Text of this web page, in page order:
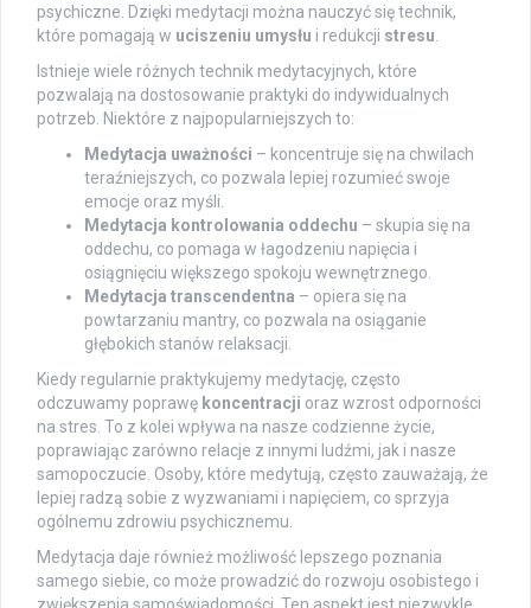
psychiczne. Dzięki medytacji można nauczyć się technik,
które pomagają w uciszeniu umysłu i redukcji stresu
Istnieje wiele różnych technik medytacyjnych, które
pozwalają na dostosowanie praktyki do indywidualnych
potrzeb. Niektóre z najpopularniejszych to:
Medytacja uważności – koncentruje się na chwilach
teraźniejszych, co pozwala lepiej rozumieć swoje
emocje oraz myśli.
Medytacja kontrolowania oddechu – skupia się na
oddechu, co pomaga w łagodzeniu napięcia i
osiągnięciu większego spokoju wewnętrznego.
Medytacja transcendentna – opiera się na
powtarzaniu mantry, co pozwala na osiąganie
głębokich stanów relaksacji.
Kiedy regularnie praktykujemy medytację, często
odczuwamy poprawę koncentracji oraz wzrost odporności
na stres. To z kolei wpływa na nasze codzienne życie,
poprawiając zarówno relacje z innymi ludźmi, jak i nasze
samopoczucie. Osoby, które medytują, często zauważają, że
lepiej radzą sobie z wyzwaniami i napięciem, co sprzyja
ogólnemu zdrowiu psychicznemu.
Medytacja daje również możliwość lepszego poznania
samego siebie, co może prowadzić do rozwoju osobistego i